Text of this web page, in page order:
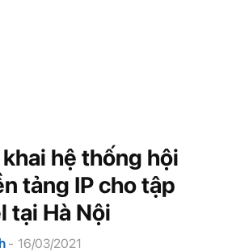
hệ thống hội
tảng IP cho tập
tại Hà Nội
- 16/03/2021